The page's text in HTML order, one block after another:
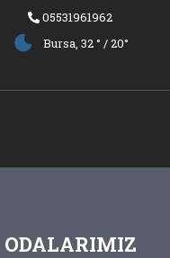
05531961962
Bursa, 32 ° / 20°
ODALARIMIZ